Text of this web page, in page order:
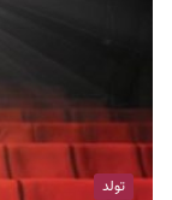
تولد